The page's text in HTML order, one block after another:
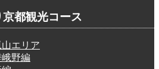
京都観光コース
エリア
野編